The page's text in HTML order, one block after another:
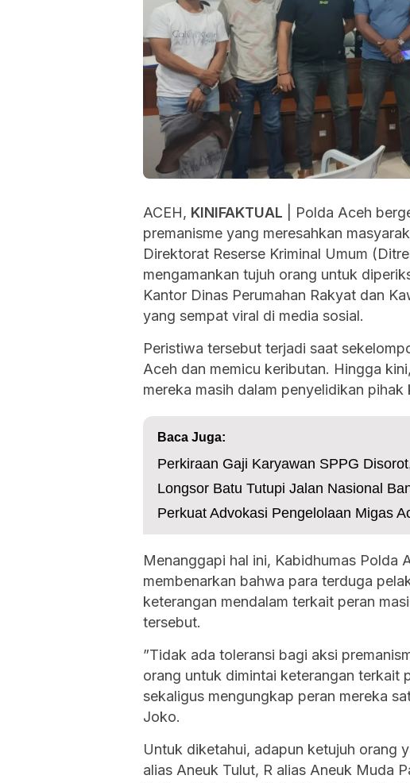
ACEH, KINIFAKTUAL | Polda Aceh
premanisme yang meresahkan
Direktorat Reserse Kriminal Umum
mengamankan tujuh orang untuk
Kantor Dinas Perumahan Rakyat dan
yang sempat viral di media sosial.
Peristiwa tersebut terjadi saat
Aceh dan memicu keributan. Hingga
mereka masih dalam penyelidikan pihak
Baca Juga:
Perkiraan Gaji Karyawan SPPG
Longsor Batu Tutupi Jalan Nasional
Perkuat Advokasi Pengelolaan Migas
Menanggapi hal ini, Kabidhumas Polda
membenarkan bahwa para terduga
keterangan mendalam terkait peran
tersebut.
”Tidak ada toleransi bagi aksi
orang untuk dimintai keterangan terkait
sekaligus mengungkap peran mereka
Joko.
Untuk diketahui, adapun ketujuh orang
alias Aneuk Tulut, R alias Aneuk Muda